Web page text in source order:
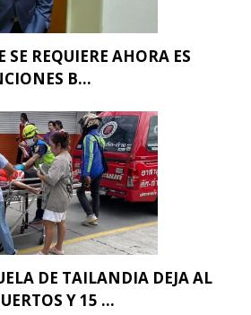
SE REQUIERE AHORA ES
B...
DE TAILANDIA DEJA AL
Y 15 ...